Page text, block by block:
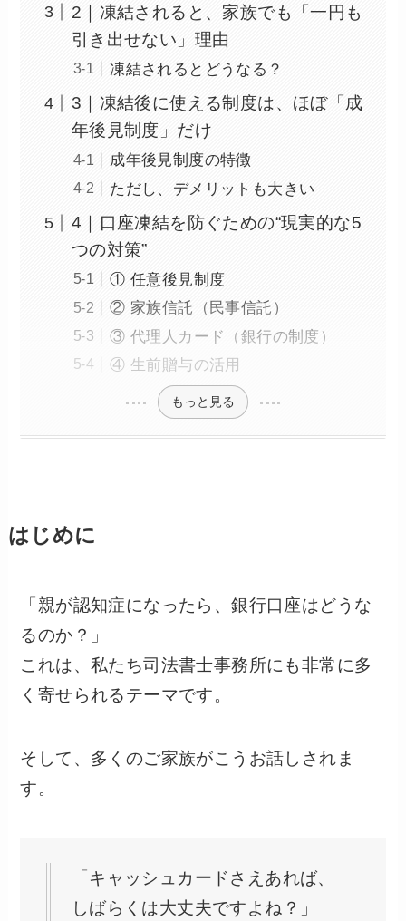
2｜凍結されると、家族でも「一円も
引き出せない」理由
凍結されるとどうなる？
3｜凍結後に使える制度は、ほぼ「成
年後見制度」だけ
成年後見制度の特徴
ただし、デメリットも大きい
4｜口座凍結を防ぐための“現実的な5
つの対策”
① 任意後見制度
② 家族信託（民事信託）
③ 代理人カード（銀行の制度）
④ 生前贈与の活用
もっと見る
はじめに
「親が認知症になったら、銀行口座はどうな
るのか？」
これは、私たち司法書士事務所にも非常に多
く寄せられるテーマです。
そして、多くのご家族がこうお話しされま
す。
「キャッシュカードさえあれば、
しばらくは大丈夫ですよね？」